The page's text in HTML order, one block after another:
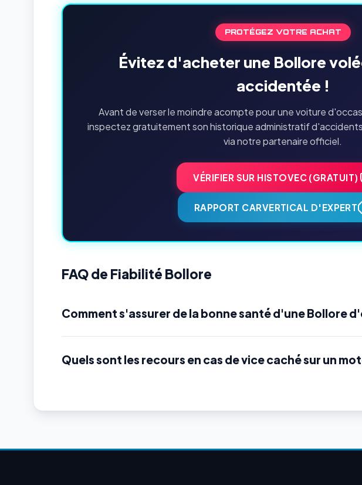
PROTÉGEZ VOTRE ACHAT
Évitez d'acheter une Bollore
accidentée !
Avant de verser le moindre acompte pour une voiture
inspectez gratuitement son historique administratif
via notre partenaire officiel.
VÉRIFIER SUR HISTOVEC (GRATUIT)
RAPPORT CARVERTICAL D'EXPERT
FAQ de Fiabilité Bollore
Comment s'assurer de la bonne santé d'une Bollore
Quels sont les recours en cas de vice caché sur un